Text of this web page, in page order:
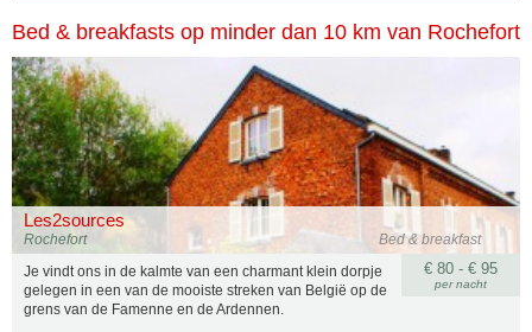
Bed & breakfasts op minder dan 10 km van Rochefort
Les2sources
Bed & breakfast
Rochefort
€ 80 - € 95
per nacht
Je vindt ons in de kalmte van een charmant klein dorpje
gelegen in een van de mooiste streken van België op de
grens van de Famenne en de Ardennen.